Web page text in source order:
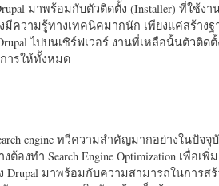
มาพร้อมกับตัวติดตั้ง (Installer) ที่ใช้งา
มีความรู้ทางเทคนิคมากนัก เพียงแค่สร้าง
ไปบนเซิร์ฟเวอร์ งานที่เหลือนั้นตัวติดตั้
ารให้ทั้งหมด
engine ทวีความสำคัญมากอย่างในปัจจุ
ต้องทำ Search Engine Optimization เพื่อเ
Drupal มาพร้อมกับความสามารถในการสร้